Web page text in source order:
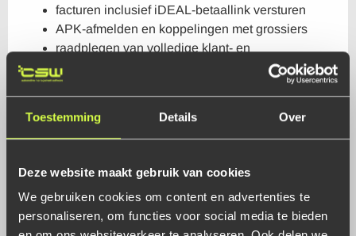
Toestemming Details Over
Deze website maakt gebruik van cookies
We gebruiken cookies om content en advertenties te
personaliseren, om functies voor social media te bieden
facturen inclusief iDEAL-betaallink versturen
APK-afmelden en koppelingen met grossiers
raadplegen van volledige klant- en
voertuighistorie